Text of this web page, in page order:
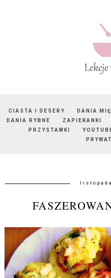
CIASTA I DESERY DANIA
DANIA RYBNE
ZAPIEKANKI
PRZYSTAWKI